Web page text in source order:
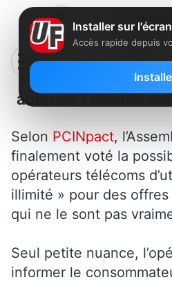
Télécoms :
autorise l’illlimité
Selon PCINpact,
finalement voté la
opérateurs télécoms
illimité » pour des
qui ne le sont pas
Seul petite nuance,
informer le
Installer sur
Accès rapide depuis